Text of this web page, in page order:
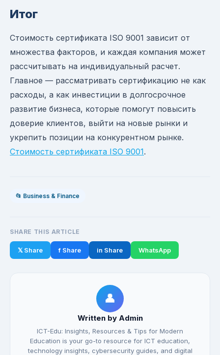
Итог
Стоимость сертификата ISO 9001 зависит от
множества факторов, и каждая компания может
рассчитывать на индивидуальный расчет.
Главное — рассматривать сертификацию не как
расходы, а как инвестиции в долгосрочное
развитие бизнеса, которые помогут повысить
доверие клиентов, выйти на новые рынки и
укрепить позиции на конкурентном рынке.
Стоимость сертификата ISO 9001.
📂 Business & Finance
SHARE THIS ARTICLE
𝕏 Share f Share in Share WhatsApp
👤
Written by Admin
ICT-Edu: Insights, Resources & Tips for Modern
Education is your go-to resource for ICT education,
technology insights, cybersecurity guides, and digital